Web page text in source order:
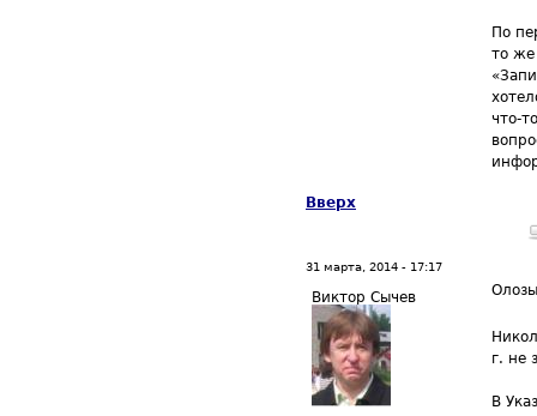
По
то же
что-
Вверх
31 марта, 2014 - 17:17
Виктор Сычев Олозы
г. не
В